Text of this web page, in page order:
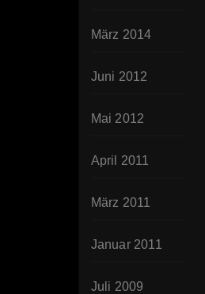
März 2014
Juni 2012
Mai 2012
April 2011
März 2011
Januar 2011
Juli 2009